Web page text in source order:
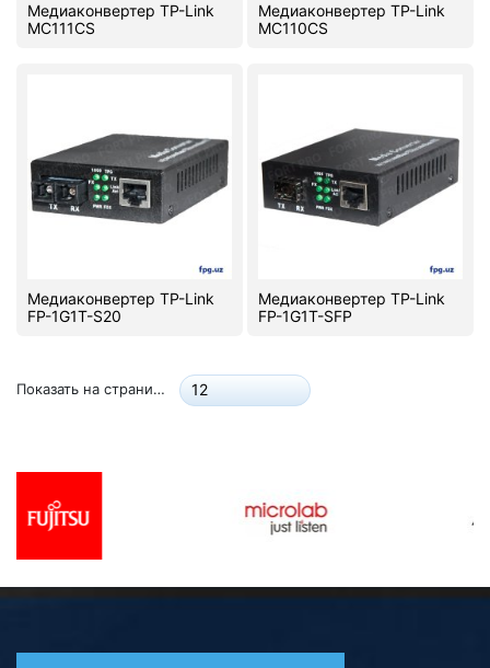
Медиаконвертер TP-Link
MC111CS
Медиаконвертер TP-Link
MC110CS
Медиаконвертер TP-Link
FP-1G1T-S20
Медиаконвертер TP-Link
FP-1G1T-SFP
Показать на странице: 12